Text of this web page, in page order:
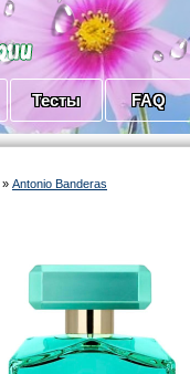
Тесты FAQ
» Antonio Banderas